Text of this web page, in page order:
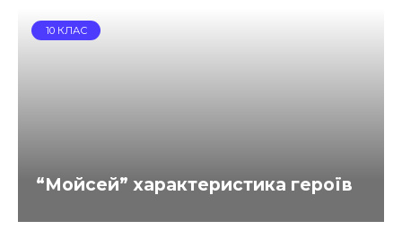
10 КЛАС
“Мойсей” характеристика героїв